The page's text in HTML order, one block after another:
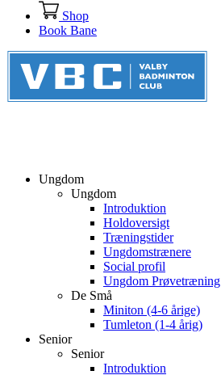
Shop
Book Bane
Ungdom
Ungdom
Introduktion
Holdoversigt
Træningstider
Ungdomstrænere
Social profil
Ungdom Prøvetræning
De Små
Miniton (4-6 årige)
Tumleton (1-4 årig)
Senior
Senior
Introduktion